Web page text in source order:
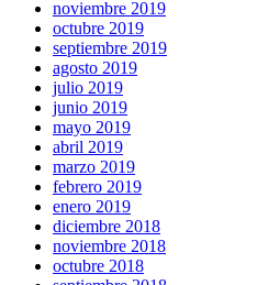
noviembre 2019
octubre 2019
septiembre 2019
agosto 2019
julio 2019
junio 2019
mayo 2019
abril 2019
marzo 2019
febrero 2019
enero 2019
diciembre 2018
noviembre 2018
octubre 2018